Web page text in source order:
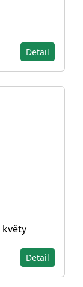
Detail
Detail